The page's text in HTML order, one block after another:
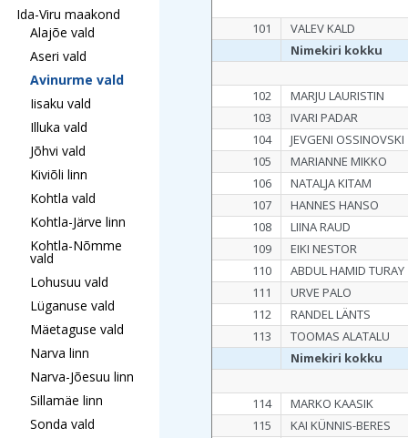
Ida-Viru maakond
Alajõe vald
Aseri vald
Avinurme vald
Iisaku vald
Illuka vald
Jõhvi vald
Kiviõli linn
Kohtla vald
Kohtla-Järve linn
Kohtla-Nõmme
vald
Lohusuu vald
Lüganuse vald
Mäetaguse vald
Narva linn
Narva-Jõesuu linn
Sillamäe linn
Sonda vald
101
VALEV KALD
Nimekiri kokku
102
MARJU LAURISTIN
103
IVARI PADAR
104
JEVGENI OSSINOVSKI
105
MARIANNE MIKKO
106
NATALJA KITAM
107
HANNES HANSO
108
LIINA RAUD
109
EIKI NESTOR
110
ABDUL HAMID TURAY
111
URVE PALO
112
RANDEL LÄNTS
113
TOOMAS ALATALU
Nimekiri kokku
114
MARKO KAASIK
115
KAI KÜNNIS-BERES